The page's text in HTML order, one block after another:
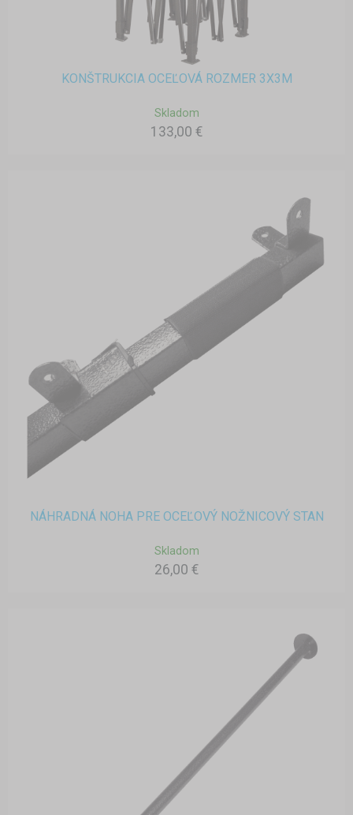
KONŠTRUKCIA OCEĽOVÁ ROZMER 3X3M
Skladom
133,00 €
NÁHRADNÁ NOHA PRE OCEĽOVÝ NOŽNICOVÝ STAN
Skladom
26,00 €